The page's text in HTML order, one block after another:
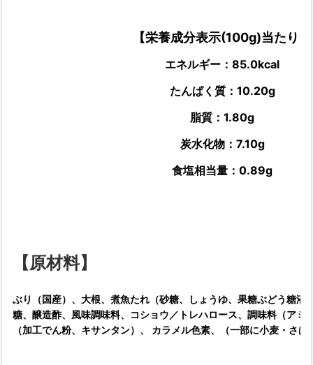
【栄養成分表示(100g)当たり】
エネルギー：85.0kcal
たんぱく質：10.20g
脂質：1.80g
炭水化物：7.10g
食塩相当量：0.89g
【原材料】
ぶり（国産）、大根、煮魚たれ（砂糖、しょうゆ、果糖ぶどう糖液
糖、醸造酢、風味調味料、コショウ／トレハロース、調味料（アミ
（加工でん粉、キサンタン）、 カラメル色素、（一部に小麦・さば